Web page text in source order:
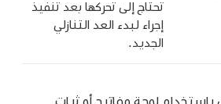
تحتاج إلى تحركها بعد تنفيذ
إجراء لبدء العد التنازلي
الجديد.
لوحة مفاتيح أو ثبات